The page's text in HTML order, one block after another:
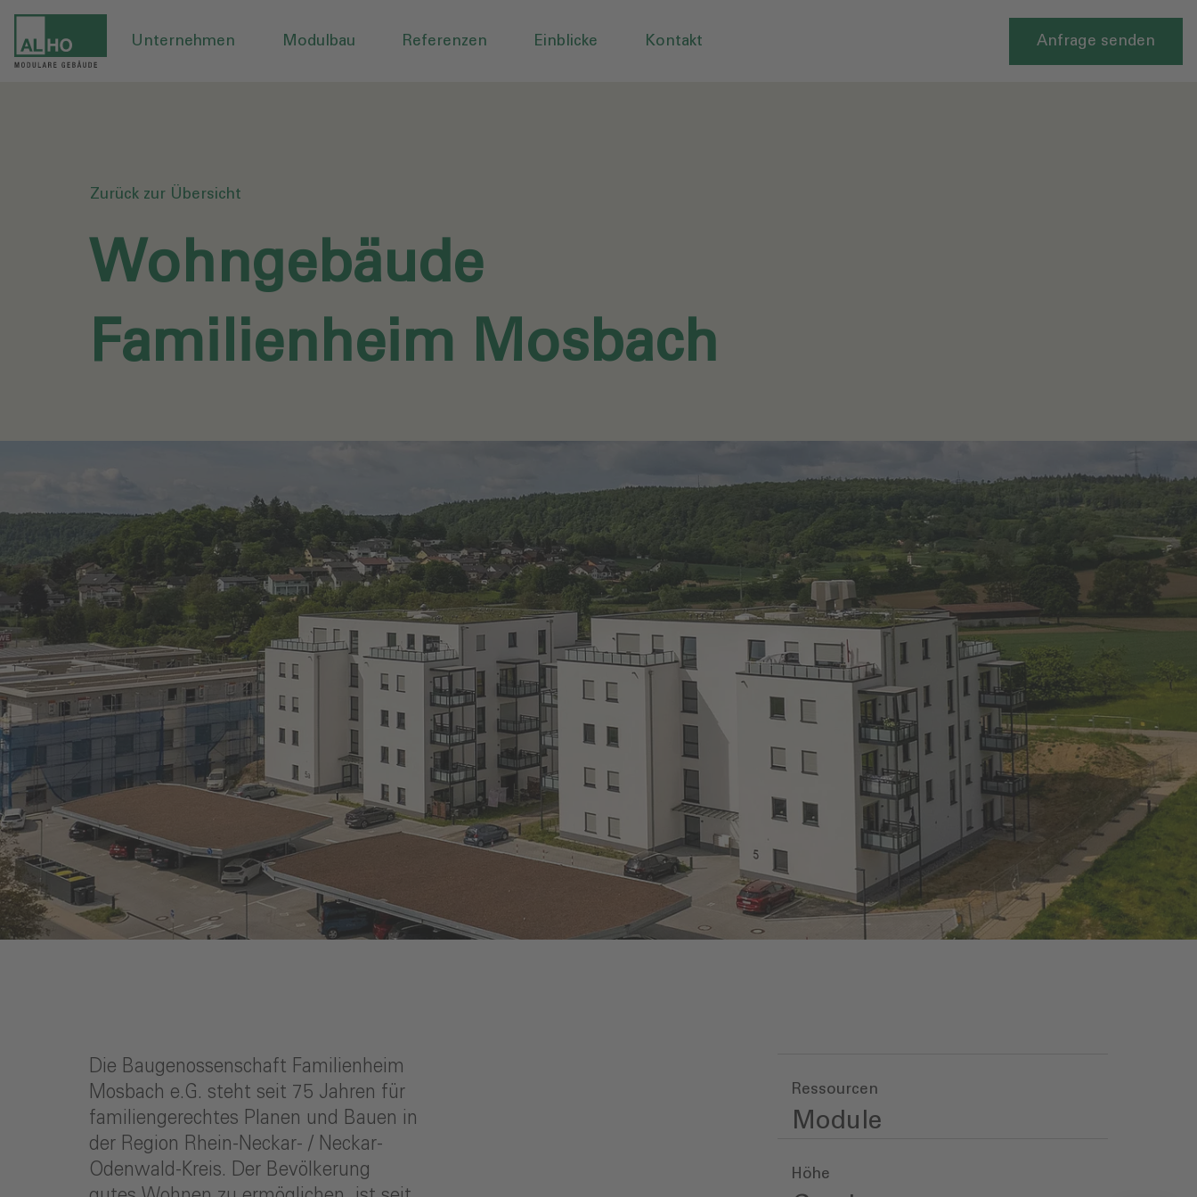
Unternehmen Modulbau Referenzen Einblicke Kontakt Anfrage senden
Zurück zur Übersicht
Wohngebäude
Familienheim Mosbach
Die Baugenossenschaft Familienheim
Mosbach e.G. steht seit 75 Jahren für
familiengerechtes Planen und Bauen in
der Region Rhein-Neckar- / Neckar-
Odenwald-Kreis. Der Bevölkerung
Ressourcen
Module
Höhe